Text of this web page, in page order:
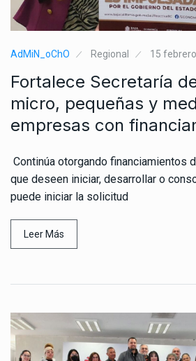
AdMiN_oChO Regional 15
Fortalece Secretaría
micro, pequeñas y
empresas con
Continúa otorgando financiamientos
que deseen iniciar, desarrollar o
puede iniciar la solicitud
Leer Más